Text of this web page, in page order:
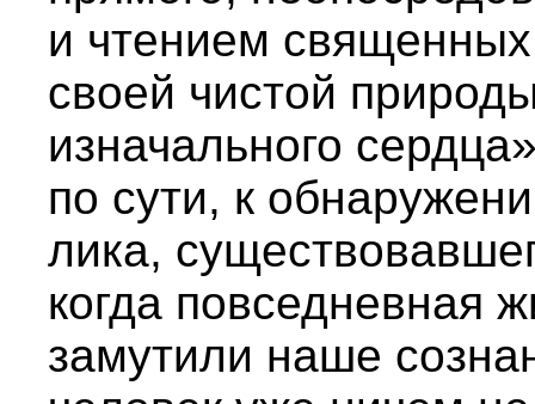
и чтением священных
своей чистой
изначального
по сути, к
лика,
когда повседневная
замутили наше